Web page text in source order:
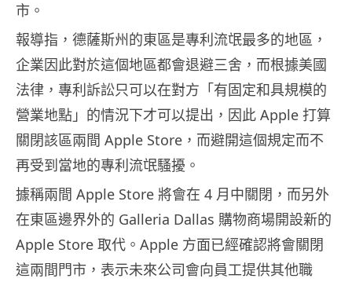
市。
報導指，德薩斯州的東區是專利流氓最多的地區，
企業因此對於這個地區都會退避三舍，而根據美國
法律，專利訴訟只可以在對方「有固定和具規模的
營業地點」的情況下才可以提出，因此 Apple 打算
關閉該區兩間 Apple Store，而避開這個規定而不
再受到當地的專利流氓騷擾。
據稱兩間 Apple Store 將會在 4 月中關閉，而另外
在東區邊界外的 Galleria Dallas 購物商場開設新的
Apple Store 取代。Apple 方面已經確認將會關閉
這兩間門市，表示未來公司會向員工提供其他職